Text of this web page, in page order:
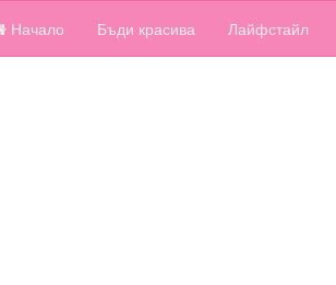
Начало Бъди красива Лайфстайл